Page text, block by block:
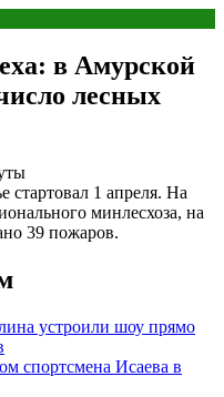
в Амурской
лесных
1 апреля. На
минлесхоза, на
39 пожаров.
устроили шоу прямо
спортсмена Исаева в